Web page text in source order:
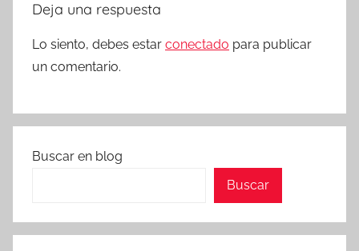
Deja una respuesta
Lo siento, debes estar conectado para publicar
un comentario.
Buscar en blog
Buscar